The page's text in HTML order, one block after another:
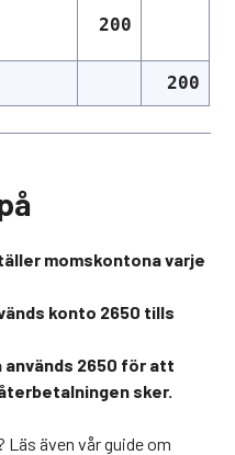
200
200
momskontona varje
konto 2650 tills
2650 för att
sker.
Läs även vår guide om